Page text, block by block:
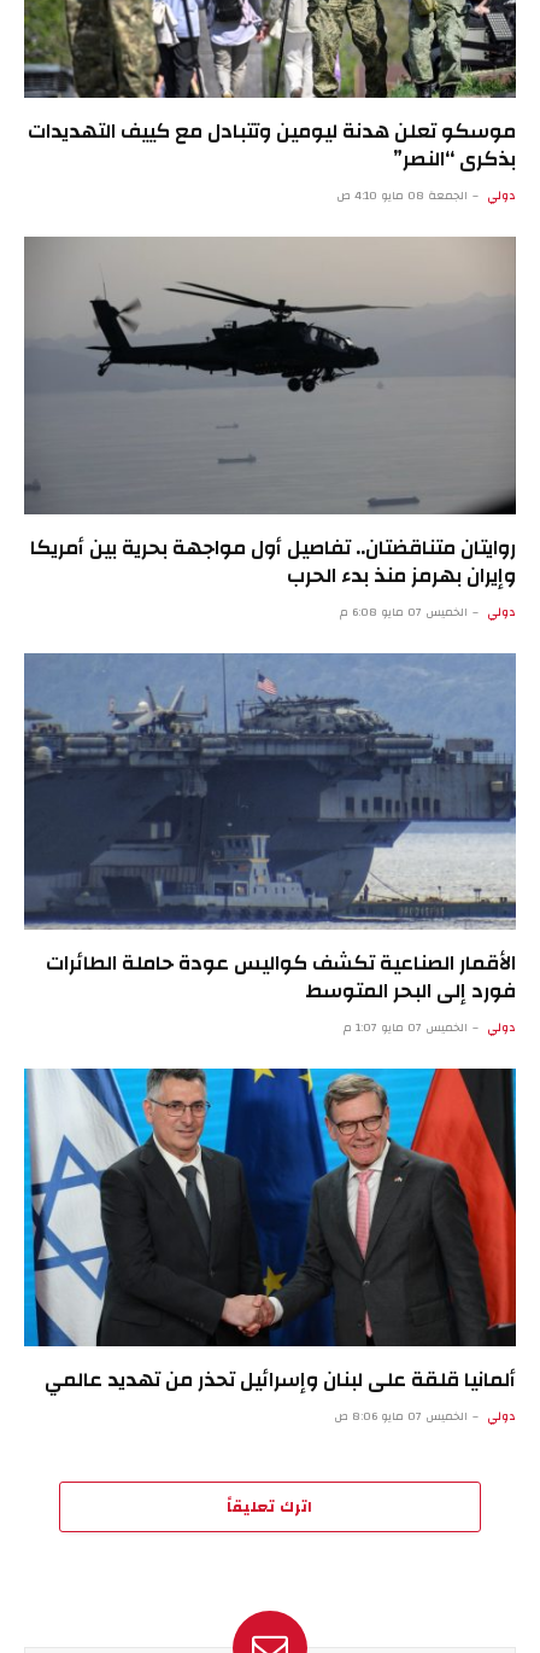
موسكو تعلن هدنة ليومين وتتبادل مع كييف التهديدات
بذكرى “النصر”
دولي الجمعة 08 مايو 4:10 ص
روايتان متناقضتان.. تفاصيل أول مواجهة بحرية بين أمريكا
وإيران بهرمز منذ بدء الحرب
دولي الخميس 07 مايو 6:08 م
الأقمار الصناعية تكشف كواليس عودة حاملة الطائرات
فورد إلى البحر المتوسط
دولي الخميس 07 مايو 1:07 م
ألمانيا قلقة على لبنان وإسرائيل تحذر من تهديد عالمي
دولي الخميس 07 مايو 8:06 ص
اترك تعليقاً